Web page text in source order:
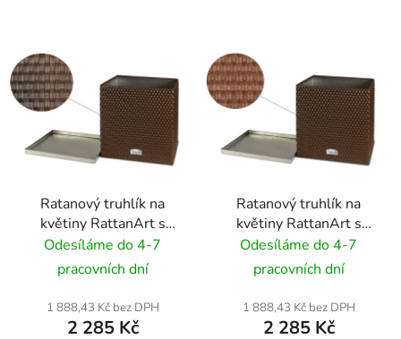
Ratanový truhlík na
květiny RattanArt s
podstavcem 46x46x46
RD06 hnědý mix
Odesíláme do 4-7
pracovních dní
1 888,43 Kč bez DPH
2 285 Kč
Ratanový truhlík na
květiny RattanArt s
podstavcem 46x46x46
RD13 medová
Odesíláme do 4-7
pracovních dní
1 888,43 Kč bez DPH
2 285 Kč